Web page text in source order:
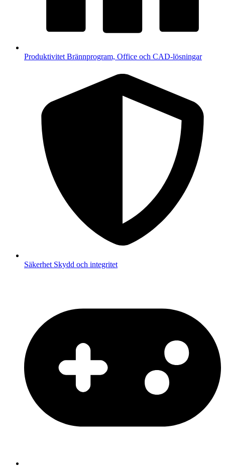
Produktivitet Brännprogram, Office och CAD-lösningar
Säkerhet Skydd och integritet